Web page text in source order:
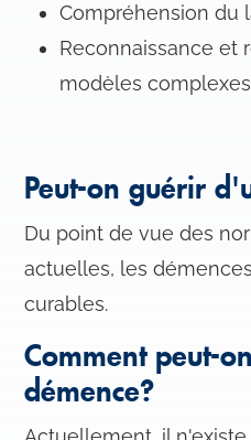
Compréhension du
Reconnaissance et
modèles complexes
Peut-on guérir
Du point de vue des
actuelles, les
curables.
Comment peut-
démence?